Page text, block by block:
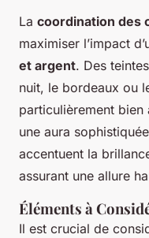
La coordination des
maximiser l’impact
et argent. Des
nuit, le bordeaux ou
particulièrement bien
une aura
accentuent la
assurant une allure
Éléments à
Il est crucial de